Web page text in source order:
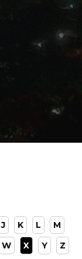
J K L
M
W X Y Z